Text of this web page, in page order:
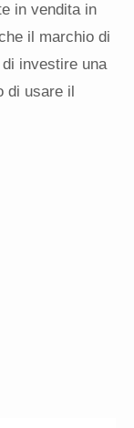
in vendita in
il marchio di
investire una
di usare il